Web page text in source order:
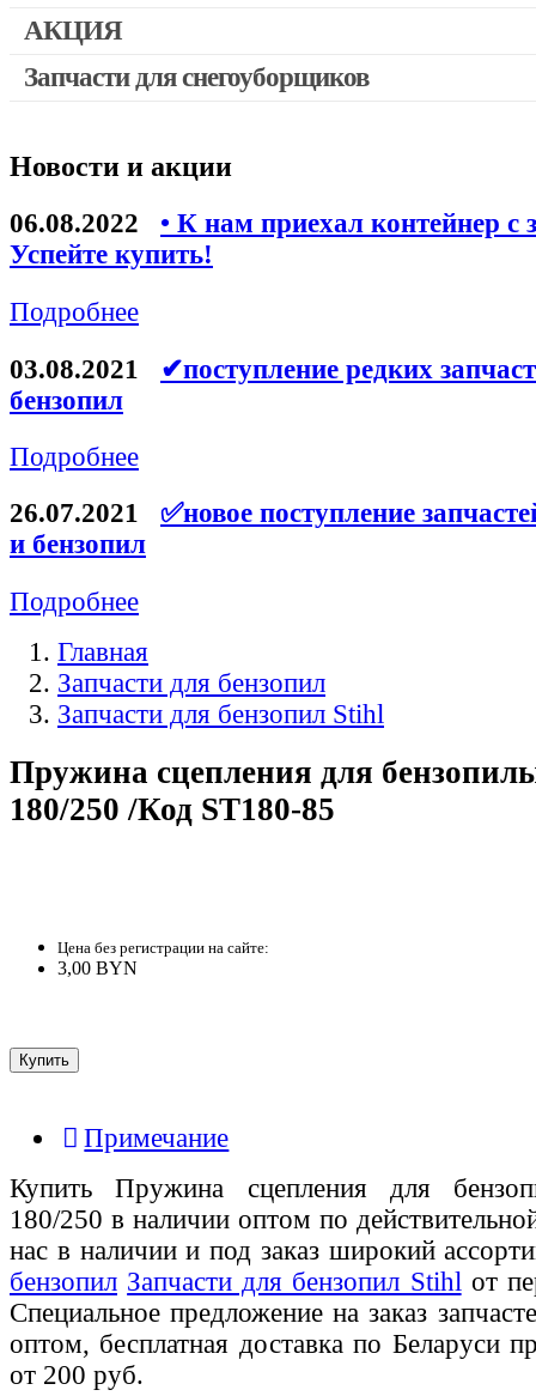
Запчасти для перфораторов и отбойных молотков
Запчасти для УШМ (болгарок)
Конденсаторы
Якоря, статоры
Аккумуляторы, зарядные устройства
Ремни для электроинструмента
АКЦИЯ
Скидка 50%
Запчасти для снегоуборщиков
Новости и акции
06.08.2022
• К нам приехал контейнер с
Успейте купить!
Подробнее
03.08.2021
✔поступление редких
бензопил
Подробнее
26.07.2021
✅новое поступление
и бензопил
Подробнее
Главная
Запчасти для бензопил
Запчасти для бензопил Stihl
Пружина сцепления для
180/250 /Код ST180-85
Цена без регистрации на сайте:
3,00 BYN
Примечание
Купить Пружина сцепления для
180/250 в наличии оптом по
нас в наличии и под заказ широкий
бензопил Запчасти для бензопил Stihlот
Специальное предложение на заказ
оптом, бесплатная доставка по Беларуси
от 200 руб.